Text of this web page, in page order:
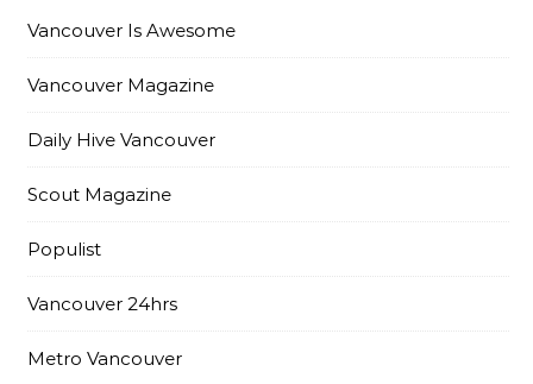
Vancouver Is Awesome
Vancouver Magazine
Daily Hive Vancouver
Scout Magazine
Populist
Vancouver 24hrs
Metro Vancouver